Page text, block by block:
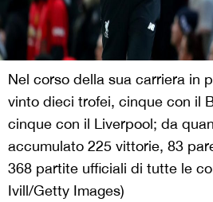
Nel corso della sua carriera in
vinto dieci trofei, cinque con il
cinque con il Liverpool; da
accumulato 225 vittorie, 83
368 partite ufficiali di tutte le
Ivill/Getty Images)